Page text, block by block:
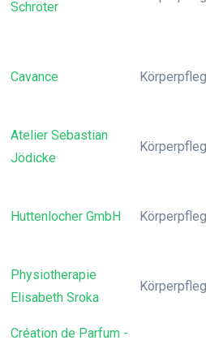
Schröter
Cavance
Atelier Sebastian
Jödicke
Huttenlocher GmbH
Physiotherapie
Elisabeth Sroka
Création de Parfum -